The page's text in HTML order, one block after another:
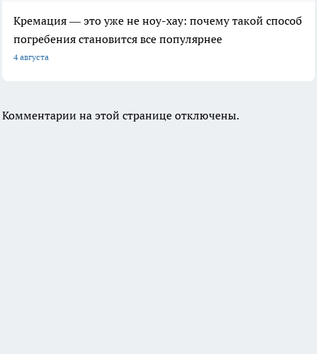
Кремация — это уже не ноу-хау: почему такой способ
погребения становится все популярнее
4 августа
Комментарии на этой странице отключены.